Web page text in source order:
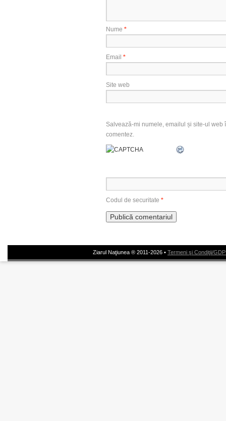
Nume *
Email *
Site web
Salvează-mi numele, emailul și site-ul
comentez.
Codul de securitate *
Ziarul Naţiunea ® 2011-2026 • Termeni şi Condiţii/